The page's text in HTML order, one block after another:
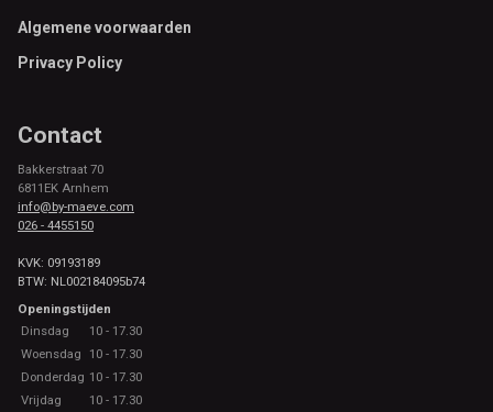
Footer
Algemene voorwaarden
Privacy Policy
Contact
Bakkerstraat 70
6811EK Arnhem
info@by-maeve.com
026 - 4455150
KVK: 09193189
BTW: NL002184095b74
Openingstijden
Dinsdag
10 - 17.30
Woensdag
10 - 17.30
Donderdag 10 - 17.30
Vrijdag
10 - 17.30